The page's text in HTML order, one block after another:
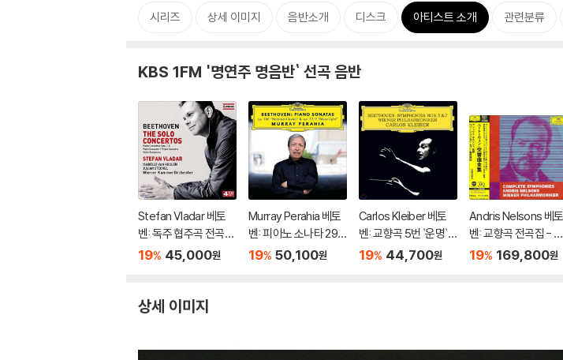
시리즈 상세 이미지 음반소개 디스크 아티스트 소개 관련분류
KBS 1FM '명연주 명음반` 선곡 음반
Stefan Vladar 베토
벤: 독주 협주곡 전곡집
(Beethoven:The So
스트라
19% 45,000원
Murray Perahia 베토
벤: 피아노 소나타 29
번 '함머클라비어', 14
19% 50,100원
Carlos Kleiber 베토
벤: 교향곡 5번 `운명`,
7번 - 카를로스 클라이
19% 44,700원
Andris Nelsons 베토
벤: 교향곡 전곡집 - 안
드리스 넬손스 (Beeth
19% 169,800원
상세 이미지